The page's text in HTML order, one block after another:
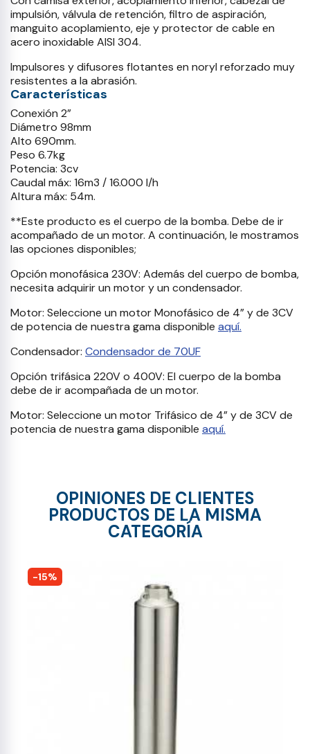
impulsión, válvula de retención, filtro de aspiración,
manguito acoplamiento, eje y protector de cable en
acero inoxidable AISI 304.
Impulsores y difusores flotantes en noryl reforzado muy
resistentes a la abrasión.
Características
Conexión 2”
Diámetro 98mm
Alto 690mm.
Peso 6.7kg
Potencia: 3cv
Caudal máx: 16m3 / 16.000 l/h
Altura máx: 54m.
**Este producto es el cuerpo de la bomba. Debe de ir
acompañado de un motor. A continuación, le mostramos
las opciones disponibles;
Opción monofásica 230V: Además del cuerpo de bomba,
necesita adquirir un motor y un condensador.
Motor: Seleccione un motor Monofásico de 4” y de 3CV
de potencia de nuestra gama disponible aquí.
Condensador: Condensador de 70UF
Opción trifásica 220V o 400V: El cuerpo de la bomba
debe de ir acompañada de un motor.
Motor: Seleccione un motor Trifásico de 4” y de 3CV de
potencia de nuestra gama disponible aquí.
OPINIONES DE CLIENTES
PRODUCTOS DE LA MISMA
CATEGORÍA
-15%